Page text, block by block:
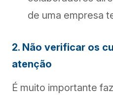
de uma empresa
2. Não verificar os
atenção
É muito importante